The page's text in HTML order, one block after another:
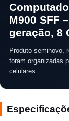
M900 SFF
geração, 8
Produto seminovo,
foram organizadas
celulares.